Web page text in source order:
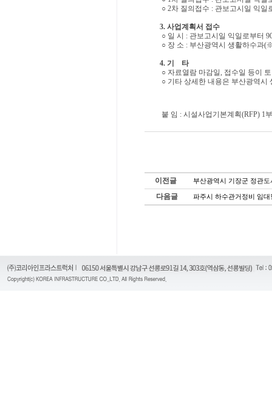
○ 2차 질의접수 : 관보고시일 익일
3. 사업계획서 접수
○ 일 시 : 관보고시일 익일로부터
○ 장 소 : 부산광역시 생활하수과
4. 기 타
○ 자료열람 마감일, 접수일 등이
○ 기타 상세한 내용은 부산광역시
붙 임 : 시설사업기본계획(RFP) 1
이전글 부산광역시 기장군 정관
다음글 파주시 하수관거정비 임